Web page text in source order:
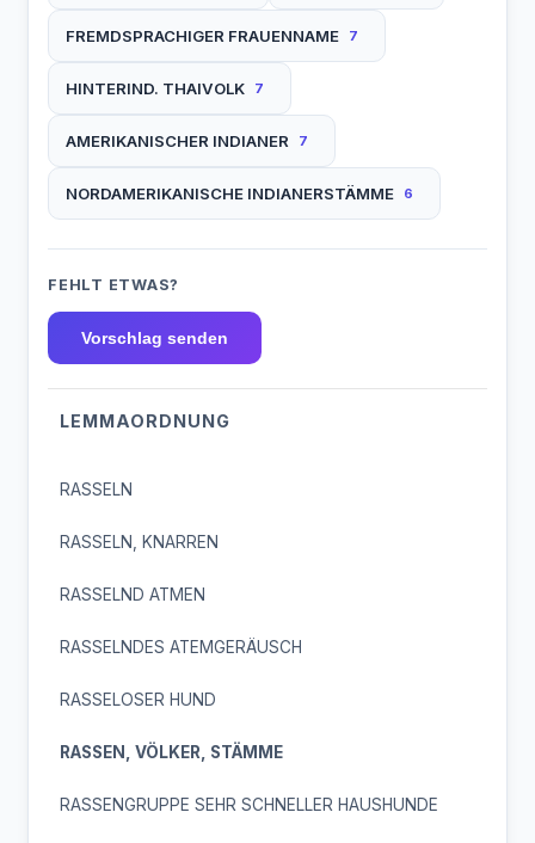
FREMDSPRACHIGER FRAUENNAME 7
HINTERIND. THAIVOLK 7
AMERIKANISCHER INDIANER 7
NORDAMERIKANISCHE INDIANERSTÄMME 6
FEHLT ETWAS?
Vorschlag senden
LEMMAORDNUNG
RASSELN
RASSELN, KNARREN
RASSELND ATMEN
RASSELNDES ATEMGERÄUSCH
RASSELOSER HUND
RASSEN, VÖLKER, STÄMME
RASSENGRUPPE SEHR SCHNELLER HAUSHUNDE